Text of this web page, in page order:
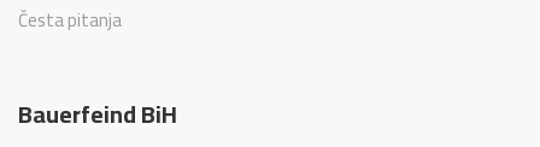
Česta pitanja
Bauerfeind BiH